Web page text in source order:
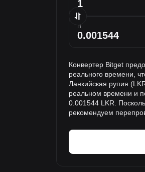
В
Конвертер Bitget
реального времени,
Ланкийская рупия
реальном времени и
0.001544 LKR.
рекомендуем